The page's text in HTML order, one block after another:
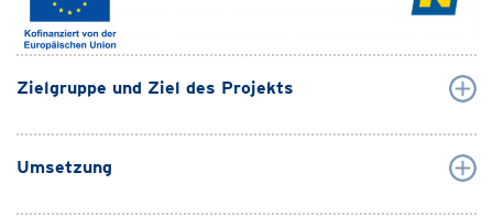
Zielgruppe und Ziel des Projekts
Umsetzung